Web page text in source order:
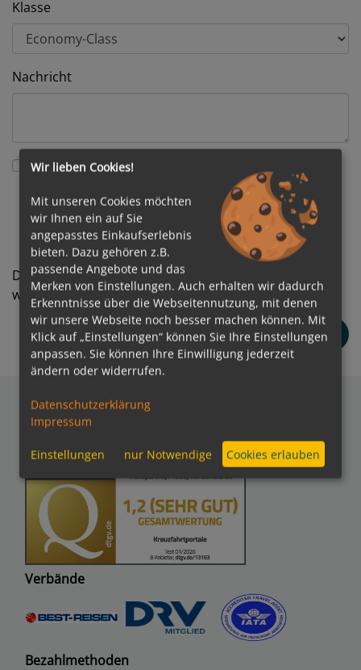
Klasse
Nachricht
* Hiermit erklären Sie sich einverstanden mit der
Übermittlung und Verarbeitung Ihrer
personenbezogenen Daten im Rahmen der
Anfragebearbeitung. Weitere Informationen finden
Sie in unsererDatenschutzerklärung
Die mit * gekennzeichneten Felder müssen ausgefüllt
werden!
Anfrage senden
Auszeichnungen
Verbände
Bezahlmethoden
Wir lieben Cookies!
Mit unseren Cookies möchten
wir Ihnen ein auf Sie
angepasstes Einkaufserlebnis
bieten. Dazu gehören z.B.
passende Angebote und das
Merken von Einstellungen. Auch erhalten wir dadurch
Erkenntnisse über die Webseitennutzung, mit denen
wir unsere Webseite noch besser machen können. Mit
Klick auf „Einstellungen“ können Sie Ihre Einstellungen
anpassen. Sie können Ihre Einwilligung jederzeit
ändern oder widerrufen.
Datenschutzerklärung
Impressum
Einstellungen nur Notwendige Cookies erlauben